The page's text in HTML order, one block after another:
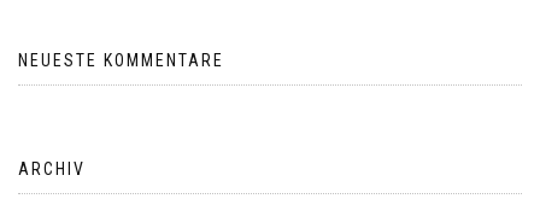
NEUESTE KOMMENTARE
ARCHIV